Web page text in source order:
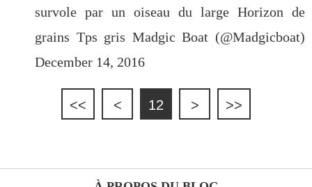
survole par un oiseau du large Horizon de
grains Tps gris Madgic Boat (@Madgicboat)
December 14, 2016
<< < 12 > >>